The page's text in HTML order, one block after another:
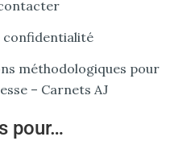
confidentialité
méthodologiques pour
– Carnets AJ
pour…